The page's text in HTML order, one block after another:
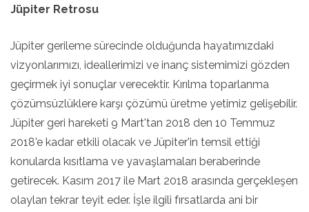
Jüpiter Retrosu
Jüpiter gerileme sürecinde olduğunda hayatımızdaki
vizyonlarımızı, ideallerimizi ve inanç sistemimizi gözden
geçirmek iyi sonuçlar verecektir. Kırılma toparlanma
çözümsüzlüklere karşı çözümü üretme yetimiz gelişebilir.
Jüpiter geri hareketi 9 Mart'tan 2018 den 10 Temmuz
2018'e kadar etkili olacak ve Jüpiter'in temsil ettiği
konularda kısıtlama ve yavaşlamaları beraberinde
getirecek. Kasım 2017 ile Mart 2018 arasında gerçekleşen
olayları tekrar teyit eder. İşle ilgili fırsatlarda ani bir